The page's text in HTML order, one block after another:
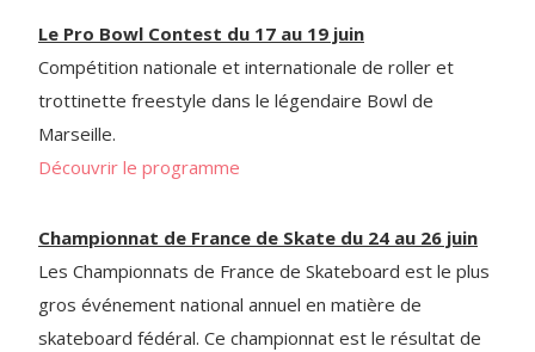
Le Pro Bowl Contest du 17 au 19 juin
Compétition nationale et internationale de roller et
trottinette freestyle dans le légendaire Bowl de
Marseille.
Découvrir le programme
Championnat de France de Skate du 24 au 26 juin
Les Championnats de France de Skateboard est le plus
gros événement national annuel en matière de
skateboard fédéral. Ce championnat est le résultat de